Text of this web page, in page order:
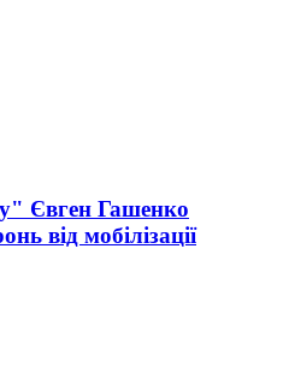
Євген Гашенко
від мобілізації